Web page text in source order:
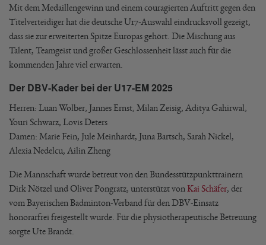
Mit dem Medaillengewinn und einem couragierten Auftritt gegen den
Titelverteidiger hat die deutsche U17-Auswahl eindrucksvoll gezeigt,
dass sie zur erweiterten Spitze Europas gehört. Die Mischung aus
Talent, Teamgeist und großer Geschlossenheit lässt auch für die
kommenden Jahre viel erwarten.
Der DBV-Kader bei der U17-EM 2025
Herren: Luan Wolber, Jannes Ernst, Milan Zeisig, Aditya Gahirwal,
Youri Schwarz, Lovis Deters
Damen: Marie Fein, Jule Meinhardt, Juna Bartsch, Sarah Nickel,
Alexia Nedelcu, Ailin Zheng
Die Mannschaft wurde betreut von den Bundesstützpunkttrainern
Dirk Nötzel und Oliver Pongratz, unterstützt von Kai Schäfer, der
vom Bayerischen Badminton-Verband für den DBV-Einsatz
honorarfrei freigestellt wurde. Für die physiotherapeutische Betreuung
sorgte Ute Brandt.